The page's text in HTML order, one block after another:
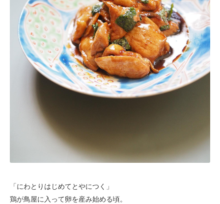
「にわとりはじめてとやにつく」
鶏が鳥屋に入って卵を産み始める頃。